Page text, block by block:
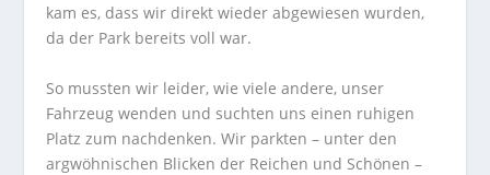
kam es, dass wir direkt wieder abgewiesen wurden,
da der Park bereits voll war.
So mussten wir leider, wie viele andere, unser
Fahrzeug wenden und suchten uns einen ruhigen
Platz zum nachdenken. Wir parkten – unter den
argwöhnischen Blicken der Reichen und Schönen –